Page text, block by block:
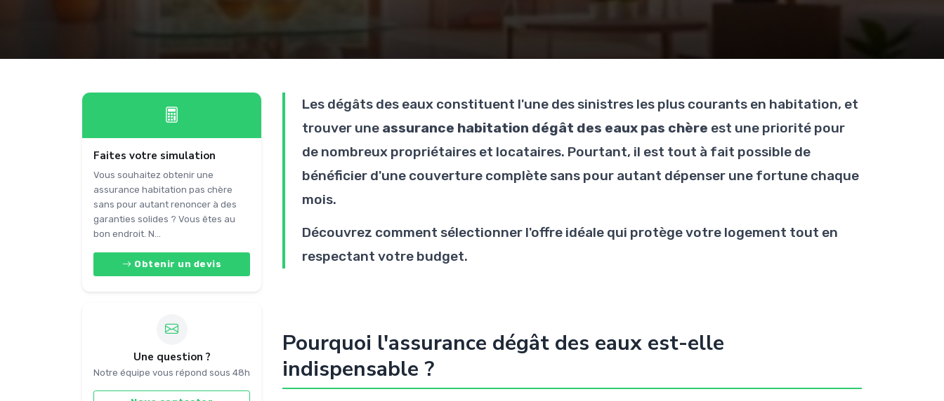
Faites votre simulation
Vous souhaitez obtenir une
assurance habitation pas chère
sans pour autant renoncer à des
garanties solides ? Vous êtes au
bon endroit. N...
Obtenir un devis
Une question ?
Notre équipe vous répond sous 48h
Les dégâts des eaux constituent l'une des sinistres les plus courants en habitation, et
trouver une assurance habitation dégât des eaux pas chère est une priorité pour
de nombreux propriétaires et locataires. Pourtant, il est tout à fait possible de
bénéficier d'une couverture complète sans pour autant dépenser une fortune chaque
mois.
Découvrez comment sélectionner l'offre idéale qui protège votre logement tout en
respectant votre budget.
Pourquoi l'assurance dégât des eaux est-elle
indispensable ?